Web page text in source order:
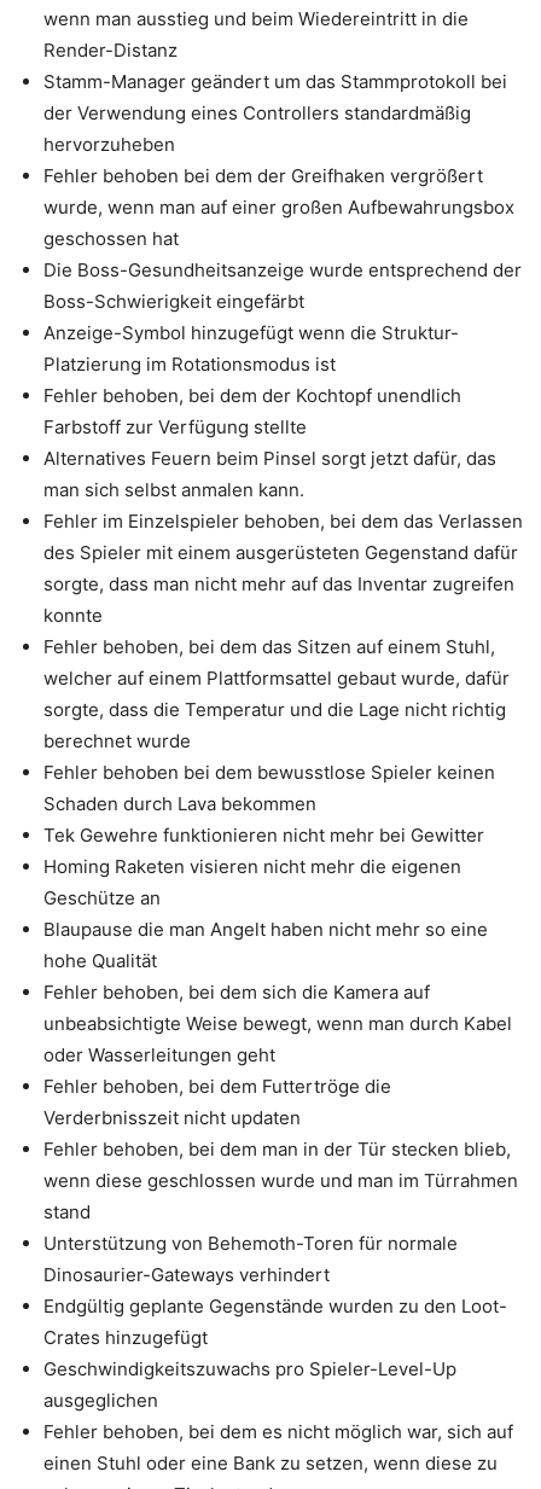
wenn man ausstieg und beim Wiedereintritt in die
Render-Distanz
Stamm-Manager geändert um das Stammprotokoll bei
der Verwendung eines Controllers standardmäßig
hervorzuheben
Fehler behoben bei dem der Greifhaken vergrößert
wurde, wenn man auf einer großen Aufbewahrungsbox
geschossen hat
Die Boss-Gesundheitsanzeige wurde entsprechend der
Boss-Schwierigkeit eingefärbt
Anzeige-Symbol hinzugefügt wenn die Struktur-
Platzierung im Rotationsmodus ist
Fehler behoben, bei dem der Kochtopf unendlich
Farbstoff zur Verfügung stellte
Alternatives Feuern beim Pinsel sorgt jetzt dafür, das
man sich selbst anmalen kann.
Fehler im Einzelspieler behoben, bei dem das Verlassen
des Spieler mit einem ausgerüsteten Gegenstand dafür
sorgte, dass man nicht mehr auf das Inventar zugreifen
konnte
Fehler behoben, bei dem das Sitzen auf einem Stuhl,
welcher auf einem Plattformsattel gebaut wurde, dafür
sorgte, dass die Temperatur und die Lage nicht richtig
berechnet wurde
Fehler behoben bei dem bewusstlose Spieler keinen
Schaden durch Lava bekommen
Tek Gewehre funktionieren nicht mehr bei Gewitter
Homing Raketen visieren nicht mehr die eigenen
Geschütze an
Blaupause die man Angelt haben nicht mehr so eine
hohe Qualität
Fehler behoben, bei dem sich die Kamera auf
unbeabsichtigte Weise bewegt, wenn man durch Kabel
oder Wasserleitungen geht
Fehler behoben, bei dem Futtertröge die
Verderbnisszeit nicht updaten
Fehler behoben, bei dem man in der Tür stecken blieb,
wenn diese geschlossen wurde und man im Türrahmen
stand
Unterstützung von Behemoth-Toren für normale
Dinosaurier-Gateways verhindert
Endgültig geplante Gegenstände wurden zu den Loot-
Crates hinzugefügt
Geschwindigkeitszuwachs pro Spieler-Level-Up
ausgeglichen
Fehler behoben, bei dem es nicht möglich war, sich auf
einen Stuhl oder eine Bank zu setzen, wenn diese zu